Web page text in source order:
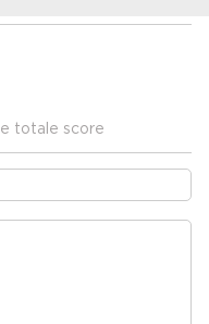
totale score